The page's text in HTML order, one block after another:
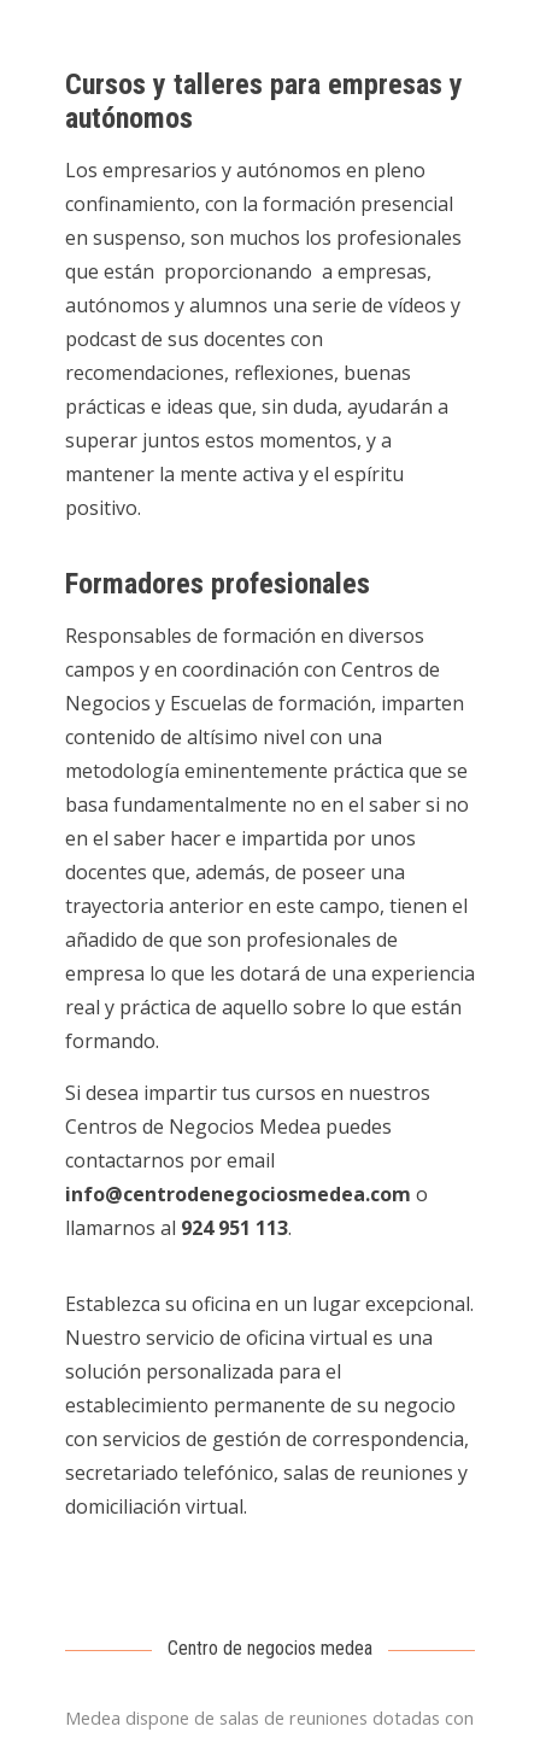
Cursos y talleres para empresas y
autónomos
Los empresarios y autónomos en pleno
confinamiento, con la formación presencial
en suspenso, son muchos los profesionales
que están proporcionando a empresas,
autónomos y alumnos una serie de vídeos y
podcast de sus docentes con
recomendaciones, reflexiones, buenas
prácticas e ideas que, sin duda, ayudarán a
superar juntos estos momentos, y a
mantener la mente activa y el espíritu
positivo.
Formadores profesionales
Responsables de formación en diversos
campos y en coordinación con Centros de
Negocios y Escuelas de formación, imparten
contenido de altísimo nivel con una
metodología eminentemente práctica que se
basa fundamentalmente no en el saber si no
en el saber hacer e impartida por unos
docentes que, además, de poseer una
trayectoria anterior en este campo, tienen el
añadido de que son profesionales de
empresa lo que les dotará de una experiencia
real y práctica de aquello sobre lo que están
formando.
Si desea impartir tus cursos en nuestros
Centros de Negocios Medea puedes
contactarnos por email
info@centrodenegociosmedea.com o
llamarnos al 924 951 113.
Establezca su oficina en un lugar excepcional.
Nuestro servicio de oficina virtual es una
solución personalizada para el
establecimiento permanente de su negocio
con servicios de gestión de correspondencia,
secretariado telefónico, salas de reuniones y
domiciliación virtual.
Centro de negocios medea
Medea dispone de salas de reuniones dotadas con